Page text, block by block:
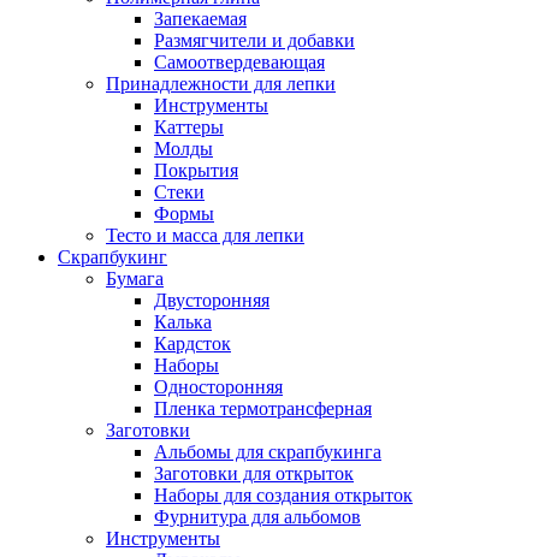
Запекаемая
Размягчители и добавки
Самоотвердевающая
Принадлежности для лепки
Инструменты
Каттеры
Молды
Покрытия
Стеки
Формы
Тесто и масса для лепки
Скрапбукинг
Бумага
Двусторонняя
Калька
Кардсток
Наборы
Односторонняя
Пленка термотрансферная
Заготовки
Альбомы для скрапбукинга
Заготовки для открыток
Наборы для создания открыток
Фурнитура для альбомов
Инструменты